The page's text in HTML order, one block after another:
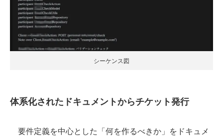
シーケンス図
体系化されたドキュメントからチケット発行
要件定義を中心とした「何を作るべきか」をドキュメ